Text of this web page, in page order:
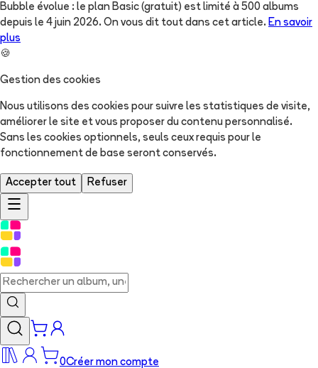
Bubble évolue : le plan Basic (gratuit) est limité à 500 albums
depuis le 4 juin 2026. On vous dit tout dans cet article. En savoir
plus
🍪
Gestion des cookies
Nous utilisons des cookies pour suivre les statistiques de visite,
améliorer le site et vous proposer du contenu personnalisé.
Sans les cookies optionnels, seuls ceux requis pour le
fonctionnement de base seront conservés.
Accepter tout Refuser
0Créer mon compte